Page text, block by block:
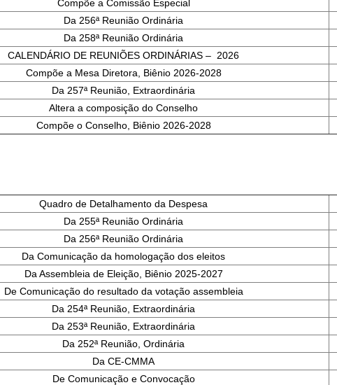
Compõe a Comissão Especial
Da 256ª Reunião Ordinária
Da 258ª Reunião Ordinária
CALENDÁRIO DE REUNIÕES ORDINÁRIAS – 2026
Compõe a Mesa Diretora, Biênio 2026-2028
Da 257ª Reunião, Extraordinária
Altera a composição do Conselho
Compõe o Conselho, Biênio 2026-2028
Quadro de Detalhamento da Despesa
Da 255ª Reunião Ordinária
Da 256ª Reunião Ordinária
Da Comunicação da homologação dos eleitos
Da Assembleia de Eleição, Biênio 2025-2027
De Comunicação do resultado da votação assembleia
Da 254ª Reunião, Extraordinária
Da 253ª Reunião, Extraordinária
Da 252ª Reunião, Ordinária
Da CE-CMMA
De Comunicação e Convocação